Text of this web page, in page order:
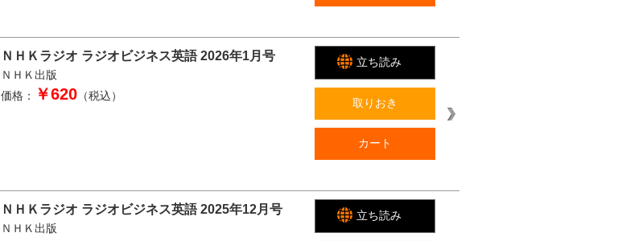
ＮＨＫラジオ ラジオビジネス英語 2026年1月号
ＮＨＫ出版
価格：
￥620 （税込）
立ち読み
取りおき
カート
ＮＨＫラジオ ラジオビジネス英語 2025年12月号
ＮＨＫ出版
立ち読み